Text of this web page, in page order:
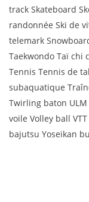
track Skateboard
randonnée Ski de
telemark
Taekwondo Taï chi
Tennis Tennis de
subaquatique
Twirling baton ULM
voile Volley ball
bajutsu Yoseikan